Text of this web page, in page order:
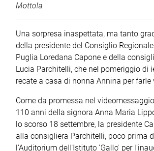
Mottola
Una sorpresa inaspettata, ma tanto
della presidente del Consiglio
Puglia Loredana Capone e della
Lucia Parchitelli, che nel pomeriggio di
recate a casa di nonna Annina per farle
Come da promessa nel
110 anni della signora Anna Maria
lo scorso 18 settembre, la presidente
alla consigliera Parchitelli, poco prima
l'Auditorium dell'Istituto 'Gallo' per